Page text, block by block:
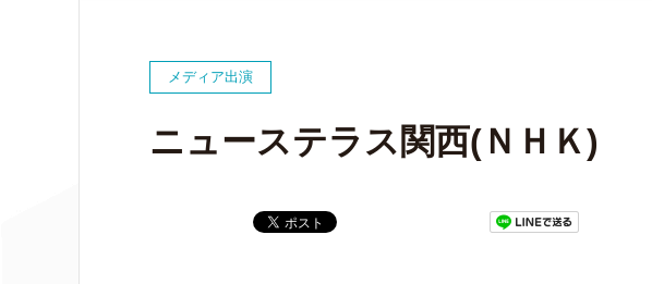
メディア出演
ニューステラス関西(ＮＨＫ)